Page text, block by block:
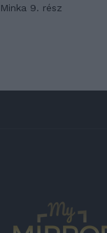
Minka 9. rész